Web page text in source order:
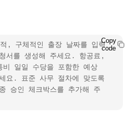
, 구체적인 출장 날짜를 입력
서를 생성해 주세요. 항공료,
일일 수당을 포함한 예상
요. 표준 사무 절차에 맞도록
승인 체크박스를 추가해 주
Copy
code